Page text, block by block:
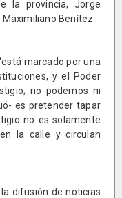
la provincia, Jorge
Maximiliano Benítez.
marcado por una
y el Poder
no podemos ni
es pretender tapar
no es solamente
la calle y circulan
difusión de noticias